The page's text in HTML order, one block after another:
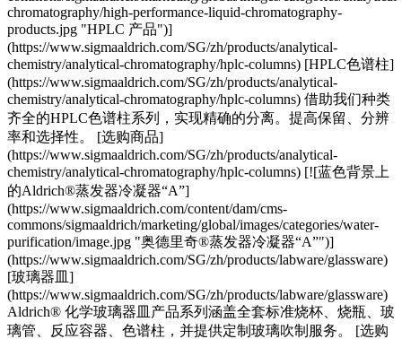
chromatography/high-performance-liquid-chromatography-
products.jpg "HPLC 产品")]
(https://www.sigmaaldrich.com/SG/zh/products/analytical-
chemistry/analytical-chromatography/hplc-columns) [HPLC色谱柱]
(https://www.sigmaaldrich.com/SG/zh/products/analytical-
chemistry/analytical-chromatography/hplc-columns) 借助我们种类
齐全的HPLC色谱柱系列，实现精确的分离。提高保留、分辨
率和选择性。 [选购商品]
(https://www.sigmaaldrich.com/SG/zh/products/analytical-
chemistry/analytical-chromatography/hplc-columns) [![蓝色背景上
的Aldrich®蒸发器冷凝器“A”]
(https://www.sigmaaldrich.com/content/dam/cms-
commons/sigmaaldrich/marketing/global/images/categories/water-
purification/image.jpg "奥德里奇®蒸发器冷凝器“A”")]
(https://www.sigmaaldrich.com/SG/zh/products/labware/glassware)
[玻璃器皿]
(https://www.sigmaaldrich.com/SG/zh/products/labware/glassware)
Aldrich® 化学玻璃器皿产品系列涵盖全套标准烧杯、烧瓶、玻
璃管、反应容器、色谱柱，并提供定制玻璃吹制服务。 [选购